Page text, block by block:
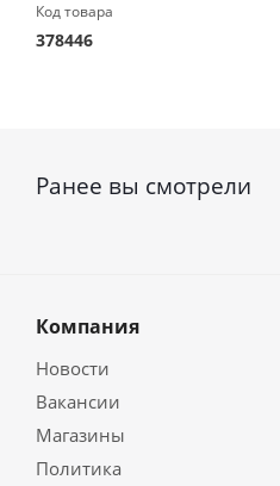
Код товара
378446
Ранее вы смотрели
Компания
Новости
Вакансии
Магазины
Политика